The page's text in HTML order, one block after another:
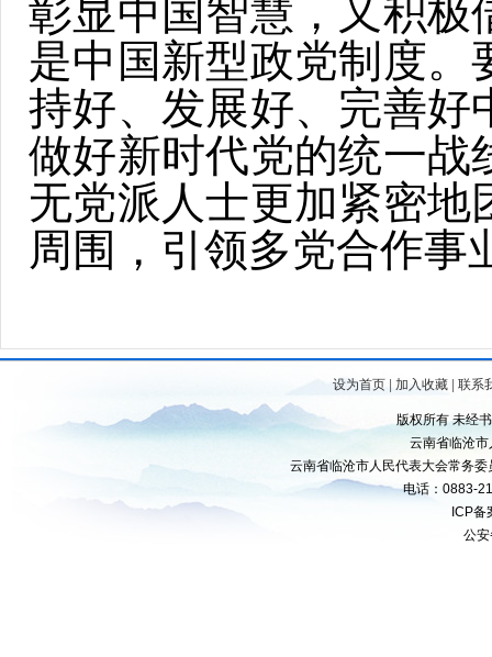
彰显中国智慧，又积极
是中国新型政党制度
持好、发展好、完善好
做好新时代党的统一战
无党派人士更加紧密
周围，引领多党合作事
设为首页 加入收藏 联系
版权所有 未经
云南省临沧
云南省临沧市人民代表大会常务
电话：0883-
ICP备
公